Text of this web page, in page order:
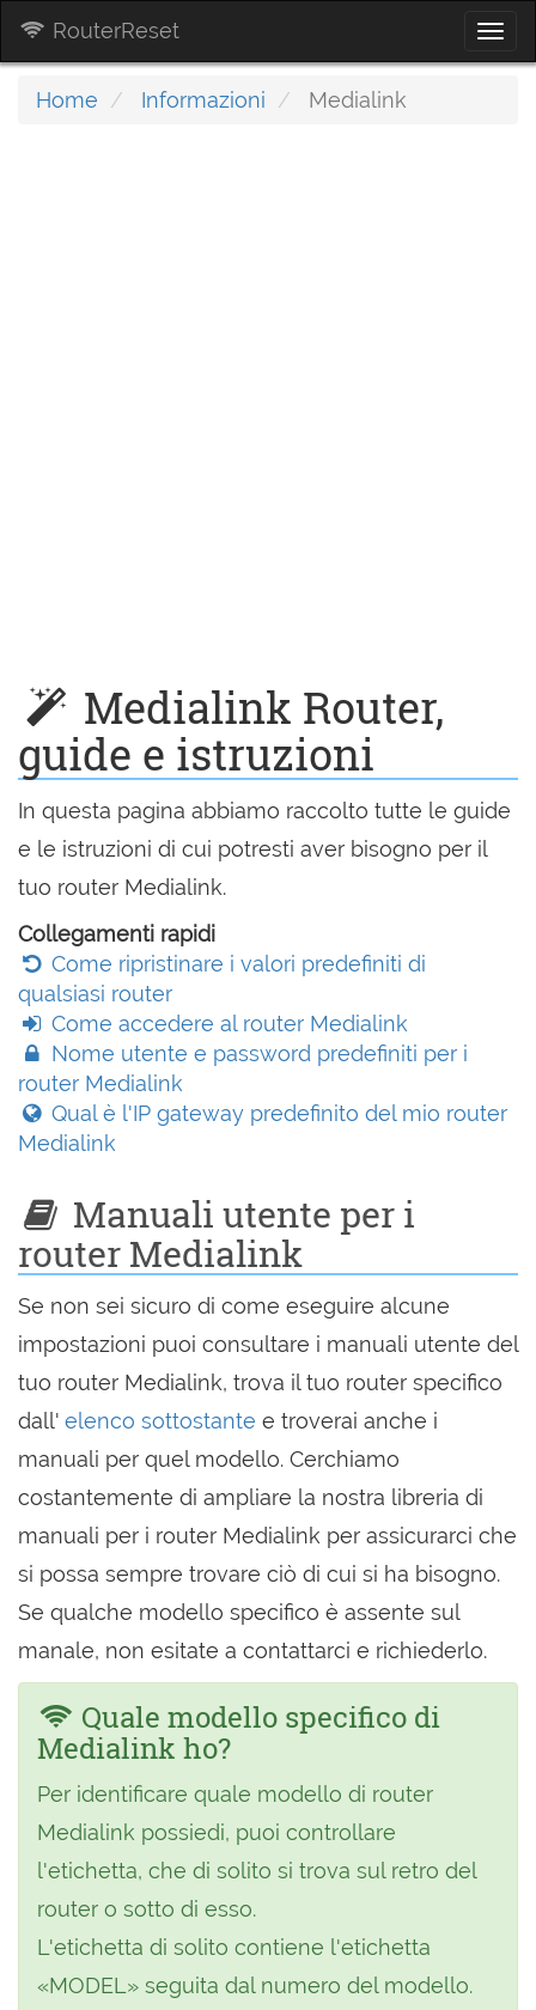
RouterReset
Home Informazioni Medialink
Medialink Router,
guide e istruzioni
In questa pagina abbiamo raccolto tutte le guide
e le istruzioni di cui potresti aver bisogno per il
tuo router Medialink.
Collegamenti rapidi
Come ripristinare i valori predefiniti di
qualsiasi router
Come accedere al router Medialink
Nome utente e password predefiniti per i
router Medialink
Qual è l'IP gateway predefinito del mio router
Medialink
Manuali utente per i
router Medialink
Se non sei sicuro di come eseguire alcune
impostazioni puoi consultare i manuali utente del
tuo router Medialink, trova il tuo router specifico
dall' elenco sottostante e troverai anche i
manuali per quel modello. Cerchiamo
costantemente di ampliare la nostra libreria di
manuali per i router Medialink per assicurarci che
si possa sempre trovare ciò di cui si ha bisogno.
Se qualche modello specifico è assente sul
manale, non esitate a contattarci e richiederlo.
Quale modello specifico di
Medialink ho?
Per identificare quale modello di router
Medialink possiedi, puoi controllare
l'etichetta, che di solito si trova sul retro del
router o sotto di esso.
L'etichetta di solito contiene l'etichetta
«MODEL» seguita dal numero del modello.